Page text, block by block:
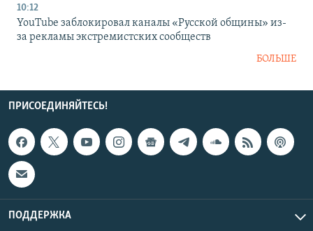
10:12
YouTube заблокировал каналы «Русской общины» из-
за рекламы экстремистских сообществ
БОЛЬШЕ
ПРИСОЕДИНЯЙТЕСЬ!
ПОДДЕРЖКА